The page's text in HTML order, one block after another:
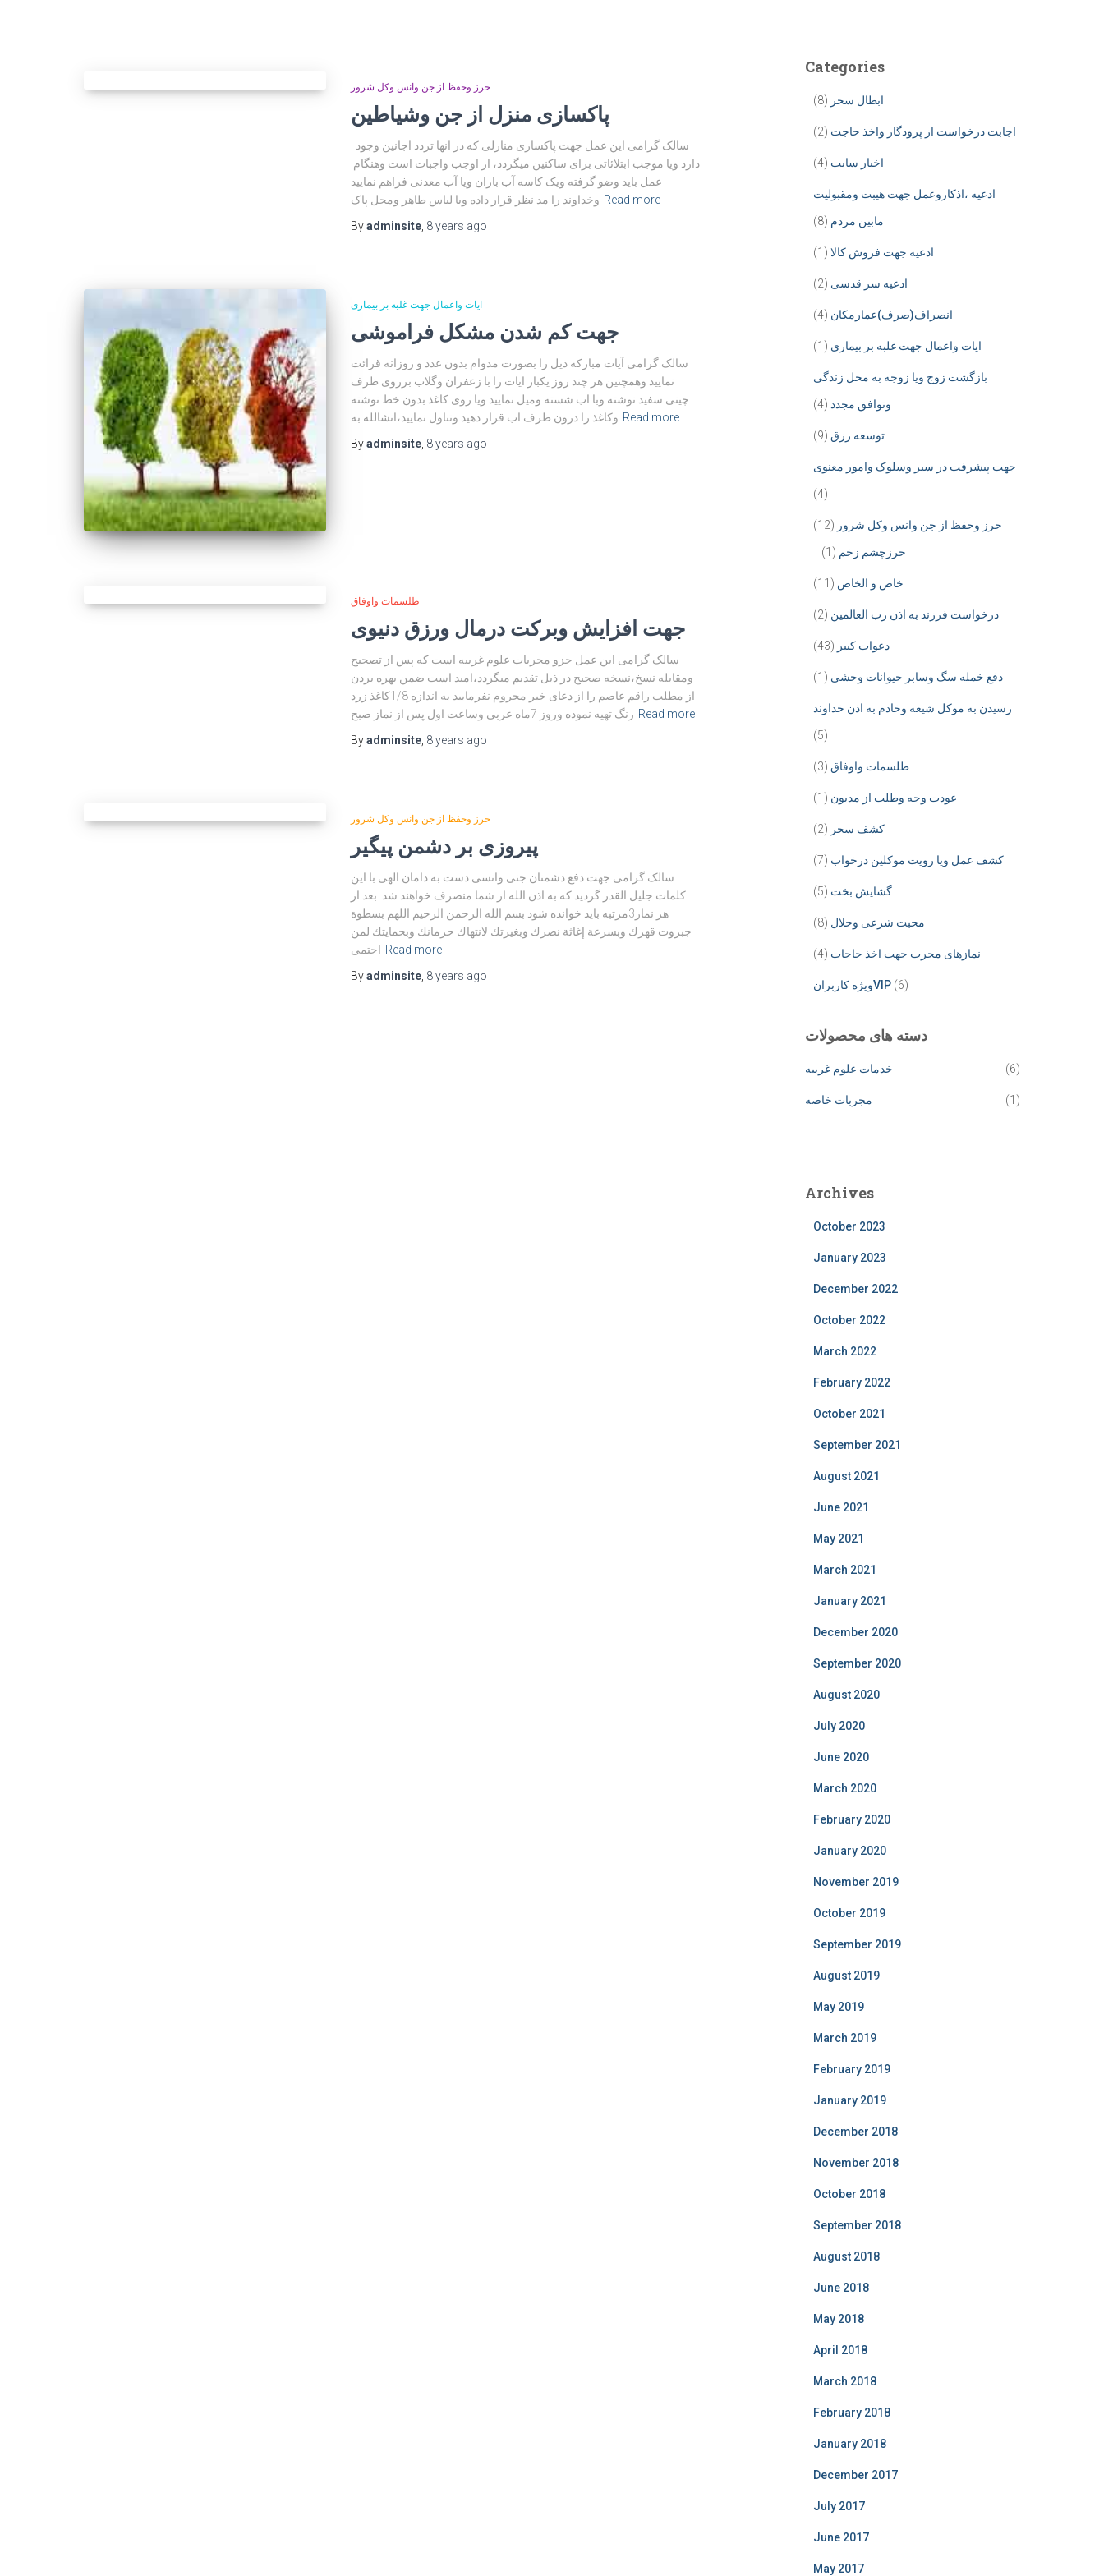
حرز وحفظ از جن وانس وکل شرور
پاکسازی منزل از جن وشیاطین
دارد ویا موجب ابتلائاتی برای ساکنین میگردد، از اوجب واجبات است وهنگام
عمل باید وضو گرفته ویک کاسه آب باران ویا آب معدنی فراهم نمایید
وخداوند را مد نظر قرار داده وبا لباس طاهر ومحل پاک Read more
Byadminsite 8 years ago
ایات واعمال جهت غلبه بر بیماری
جهت کم شدن مشکل فراموشی
سالک گرامی آیات مبارکه ذیل را بصورت مدوام بدون عدد و روزانه قرائت
نمایید وهمچنین هر چند روز یکبار ایات را با زعفران وگلاب برروی ظرف
چینی سفید نوشته وبا اب شسته ومیل نمایید ویا روی کاغذ بدون خط نوشته
وکاغذ را درون ظرف اب قرار دهید وتناول نمایید،انشالله به Read more
Byadminsite 8 years ago
طلسمات واوفاق
جهت افزایش وبرکت درمال ورزق دنیوی
سالک گرامی این عمل جزو مجربات علوم غریبه است که پس از تصحیح
ومقابله نسخ،نسخه صحیح در ذیل تقدیم میگردد،امید است ضمن بهره بردن
از مطلب راقم عاصم را از دعای خیر محروم نفرمایید به اندازه 1/8کاغذ زرد
رنگ تهیه نموده وروز 7ماه عربی وساعت اول پس از نماز صبح Read more
Byadminsite 8 years ago
حرز وحفظ از جن وانس وکل شرور
پیروزی بر دشمن پیگیر
سالک گرامی جهت دفع دشمنان جنی وانسی دست به دامان الهی با این
کلمات جلیل القدر گردید که به اذن الله از شما منصرف خواهند شد. بعد از
هر نماز3مرتبه باید خوانده شود بسم الله الرحمن الرحيم اللهم بسطوة
جبروت قهرك وبسرعة إغاثة نصرك وبغيرتك لانتهاك حرمانك وبحمايتك لمن
احتمى Read more
Byadminsite 8 years ago
Categories
ابطال سحر (8)
اجابت درخواست از پرودگار واخذ حاجت (2)
اخبار سایت (4)
ادعیه ،اذکاروعمل جهت هیبت ومقبولیت
مابین مردم (8)
ادعیه جهت فروش کالا (1)
ادعیه سر قدسی (2)
انصراف(صرف)عمارمکان (4)
ایات واعمال جهت غلبه بر بیماری (1)
بازگشت زوج ویا زوجه به محل زندگی
وتوافق مجدد (4)
توسعه رزق (9)
جهت پیشرفت در سیر وسلوک وامور معنوی
(4)
حرز وحفظ از جن وانس وکل شرور (12)
حرزچشم زخم (1)
خاص و الخاص (11)
درخواست فرزند به اذن رب العالمین (2)
دعوات کبیر (43)
دفع خمله سگ وسابر حیوانات وحشی (1)
رسیدن به موکل شیعه وخادم به اذن خداوند
(5)
طلسمات واوفاق (3)
عودت وجه وطلب از مدیون (1)
کشف سحر (2)
کشف عمل ویا رویت موکلین درخواب (7)
گشایش بخت (5)
محبت شرعی وحلال (8)
نمازهای مجرب جهت اخذ حاجات (4)
ویژه کاربرانVIP(6)
دسته های محصولات
خدمات علوم غریبه (6)
مجربات خاصه (1)
Archives
October 2023
January 2023
December 2022
October 2022
March 2022
February 2022
October 2021
September 2021
August 2021
June 2021
May 2021
March 2021
January 2021
December 2020
September 2020
August 2020
July 2020
June 2020
March 2020
February 2020
January 2020
November 2019
October 2019
September 2019
August 2019
May 2019
March 2019
February 2019
January 2019
December 2018
November 2018
October 2018
September 2018
August 2018
June 2018
May 2018
April 2018
March 2018
February 2018
January 2018
December 2017
July 2017
June 2017
May 2017